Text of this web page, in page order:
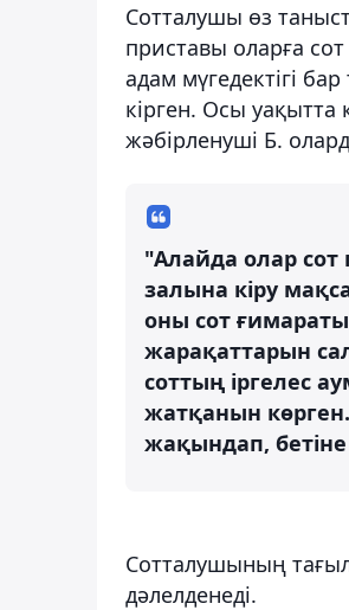
Сотталушы өз
приставы оларға
адам мүгедектігі
кірген. Осы уақытта
жәбірленуші Б.
"Алайда олар
залына кіру
оны сот
жарақаттарын
соттың іргелес
жатқанын
жақындап,
Сотталушының
дәлелденеді.